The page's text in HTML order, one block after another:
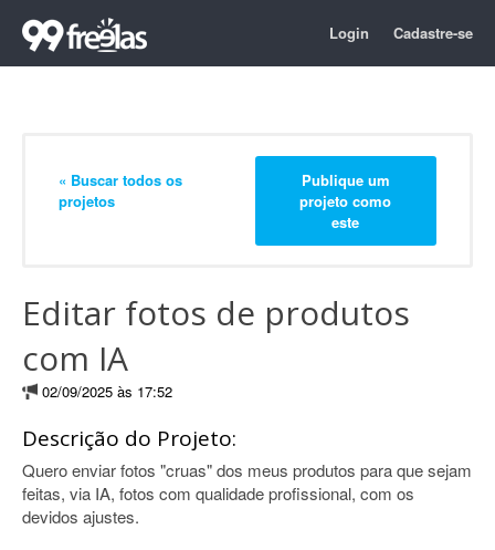
Login Cadastre-se
« Buscar todos os
projetos
Publique um
projeto como
este
Editar fotos de produtos
com IA
02/09/2025 às 17:52
Descrição do Projeto:
Quero enviar fotos "cruas" dos meus produtos para que sejam
feitas, via IA, fotos com qualidade profissional, com os
devidos ajustes.